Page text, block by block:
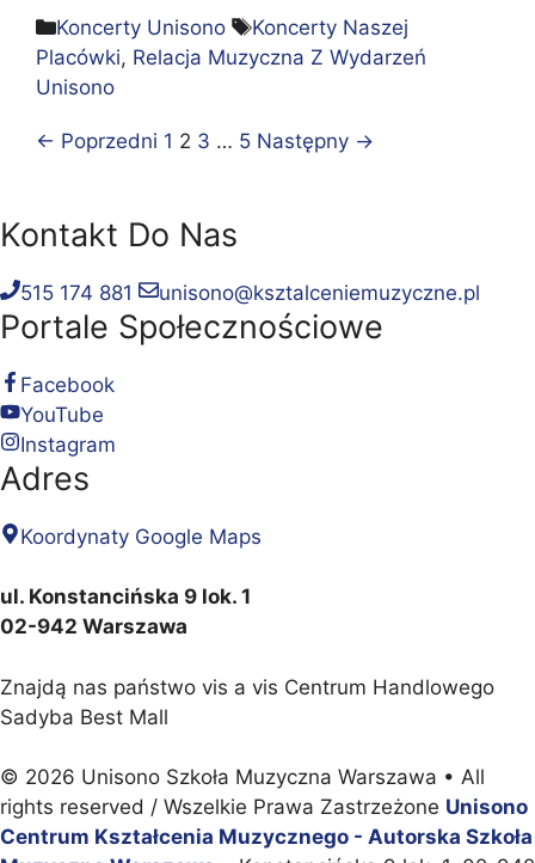
Kategorie
Koncerty Unisono Tagi
Koncerty Naszej
Placówki, Relacja Muzyczna Z Wydarzeń
Unisono
← Poprzedni Strona
1 Strona
2 Strona
3 … Strona
5 Następny →
Kontakt Do Nas
515 174 881 unisono@ksztalceniemuzyczne.pl
Portale Społecznościowe
Facebook
YouTube
Instagram
Adres
Koordynaty Google Maps
ul. Konstancińska 9 lok. 1
02-942 Warszawa
Znajdą nas państwo vis a vis Centrum Handlowego
Sadyba Best Mall
© 2026 Unisono Szkoła Muzyczna Warszawa • All
rights reserved / Wszelkie Prawa Zastrzeżone Unisono
Centrum Kształcenia Muzycznego - Autorska Szkoła